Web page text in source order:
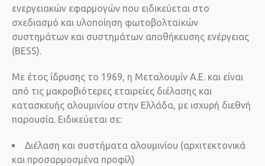
ενεργειακών εφαρμογών που ειδικεύεται στο
σχεδιασμό και υλοποίηση φωτοβολταϊκών
συστημάτων και συστημάτων αποθήκευσης ενέργειας
(BESS).
Με έτος ίδρυσης το 1969, η Μεταλουμίν Α.Ε. και είναι
από τις μακροβιότερες εταιρείες διέλασης και
κατασκευής αλουμινίου στην Ελλάδα, με ισχυρή διεθνή
παρουσία. Ειδικεύεται σε:
Διέλαση και συστήματα αλουμινίου (αρχιτεκτονικά
και προσαρμοσμένα προφίλ)